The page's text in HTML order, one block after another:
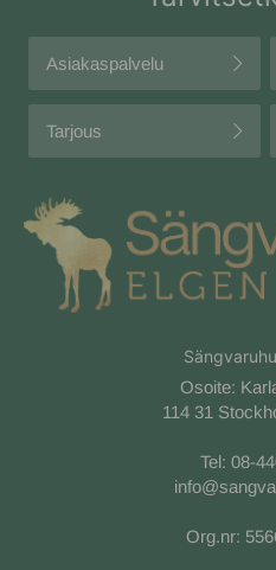
Asiakaspalvelu
Tarjous
Osoite:
114 31
Tel: 08-
Org.nr: